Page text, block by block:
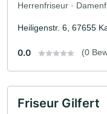
Herrenfriseur ·
Heiligenstr. 6, 67655
0.0 (0
Friseur Gilfert